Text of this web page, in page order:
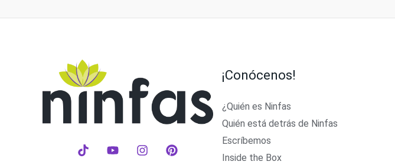
¡Conócenos!
¿Quién es Ninfas
Quién está detrás de Ninfas
Escríbemos
Inside the Box